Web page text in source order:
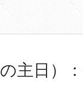
主日）